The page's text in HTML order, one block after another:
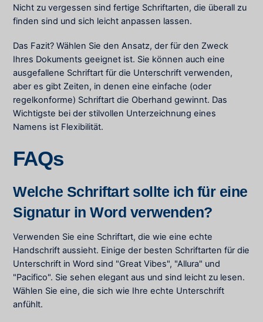
Nicht zu vergessen sind fertige Schriftarten, die überall zu
finden sind und sich leicht anpassen lassen.
Das Fazit? Wählen Sie den Ansatz, der für den Zweck
Ihres Dokuments geeignet ist. Sie können auch eine
ausgefallene Schriftart für die Unterschrift verwenden,
aber es gibt Zeiten, in denen eine einfache (oder
regelkonforme) Schriftart die Oberhand gewinnt. Das
Wichtigste bei der stilvollen Unterzeichnung eines
Namens ist Flexibilität.
FAQs
Welche Schriftart sollte ich für eine
Signatur in Word verwenden?
Verwenden Sie eine Schriftart, die wie eine echte
Handschrift aussieht. Einige der besten Schriftarten für die
Unterschrift in Word sind "Great Vibes", "Allura" und
"Pacifico". Sie sehen elegant aus und sind leicht zu lesen.
Wählen Sie eine, die sich wie Ihre echte Unterschrift
anfühlt.